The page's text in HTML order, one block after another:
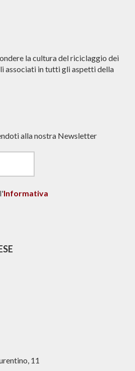
la cultura del riciclaggio dei
associati in tutti gli aspetti della
alla nostra Newsletter
Informativa
11